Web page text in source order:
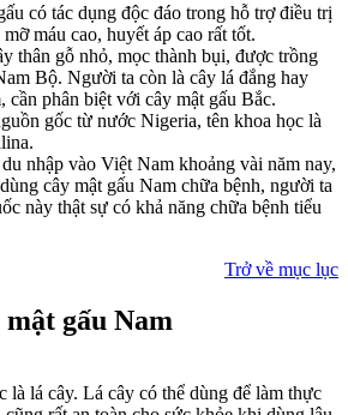
có tác dụng độc đáo trong hỗ trợ điều trị
máu cao, huyết áp cao rất tốt.
thân gỗ nhỏ, mọc thành bụi, được trồng
Bộ. Người ta còn là cây lá đắng hay
cần phân biệt với cây mật gấu Bắc.
gốc từ nước Nigeria, tên khoa học là
nhập vào Việt Nam khoảng vài năm nay,
cây mật gấu Nam chữa bệnh, người ta
này thật sự có khả năng chữa bệnh tiểu
Trở về mục lục
gấu Nam
là lá cây. Lá cây có thể dùng để làm thực